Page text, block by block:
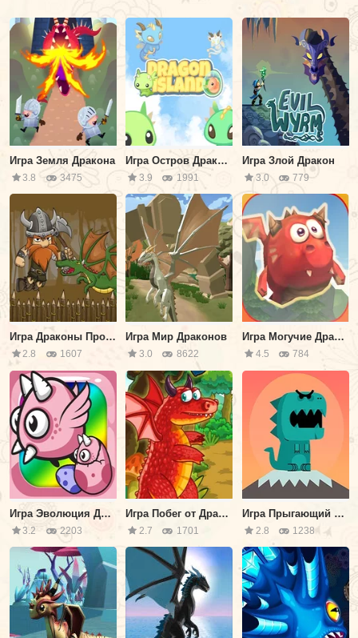
Игра Земля Дракона
3.8 3475
Игра Остров Драконов
3.9 1991
Игра Злой Дракон
3.0 779
Игра Драконы Против Викингов
2.8 1607
Игра Мир Драконов
3.0 8622
Игра Могучие Драконы
4.5 784
Игра Эволюция Дракона
3.2 2203
Игра Побег от Дракона
2.7 1701
Игра Прыгающий Дракон
2.8 1238